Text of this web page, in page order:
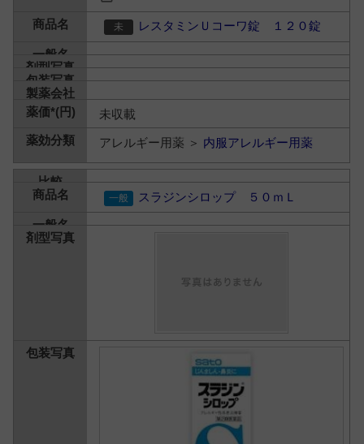
レスタミンＵコーワ錠 １２０錠
未収載
アレルギー用薬 ＞ 内服アレルギー用薬
スラジンシロップ ５０ｍＬ